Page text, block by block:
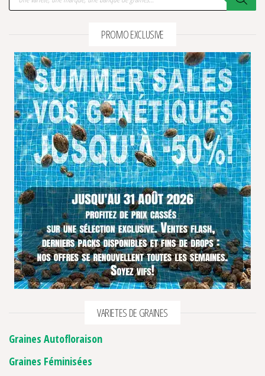
PROMO EXCLUSIVE
VARIETES DE GRAINES
Graines Autofloraison
Graines Féminisées